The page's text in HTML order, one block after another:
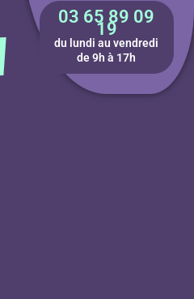
03 65 89 09
19
du lundi au vendredi
de 9h à 17h